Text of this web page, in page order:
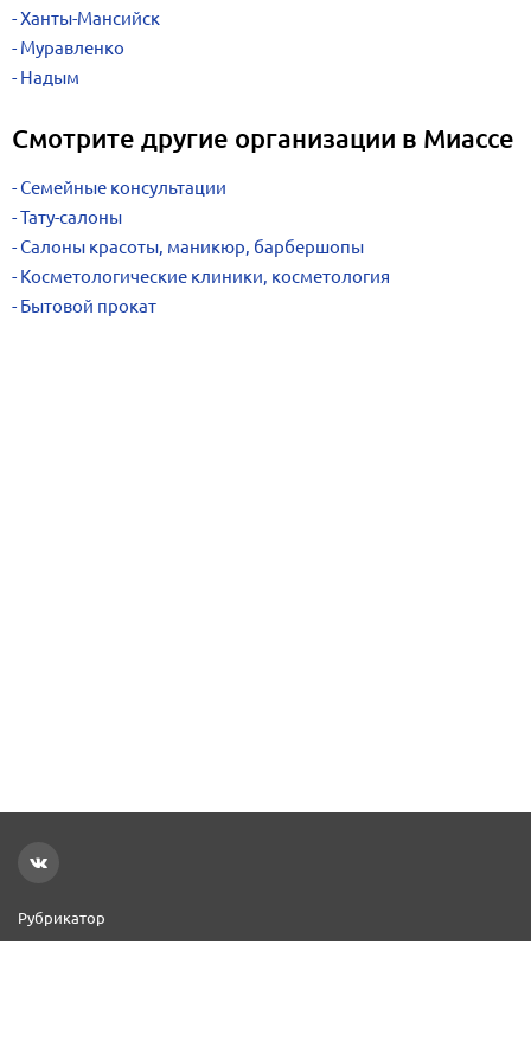
Ханты-Мансийск
Муравленко
Надым
Смотрите другие организации в Миассе
Семейные консультации
Тату-салоны
Салоны красоты, маникюр, барбершопы
Косметологические клиники, косметология
Бытовой прокат
Рубрикатор